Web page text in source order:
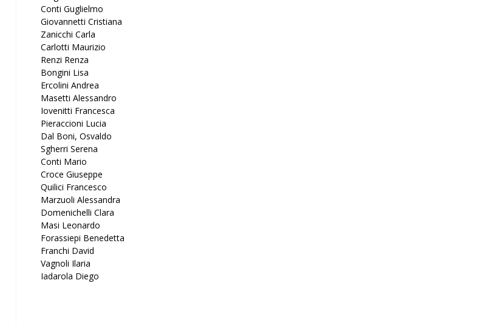
Conti Guglielmo
Giovannetti Cristiana
Zanicchi Carla
Carlotti Maurizio
Renzi Renza
Bongini Lisa
Ercolini Andrea
Masetti Alessandro
Iovenitti Francesca
Pieraccioni Lucia
Dal Boni, Osvaldo
Sgherri Serena
Conti Mario
Croce Giuseppe
Quilici Francesco
Marzuoli Alessandra
Domenichelli Clara
Masi Leonardo
Forassiepi Benedetta
Franchi David
Vagnoli Ilaria
Iadarola Diego